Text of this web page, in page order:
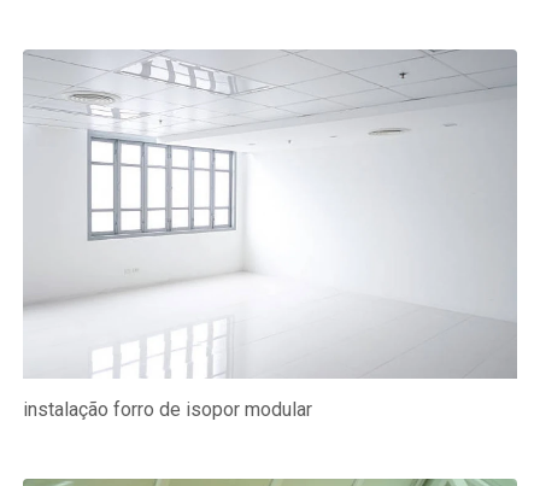
instalação forro de isopor modular